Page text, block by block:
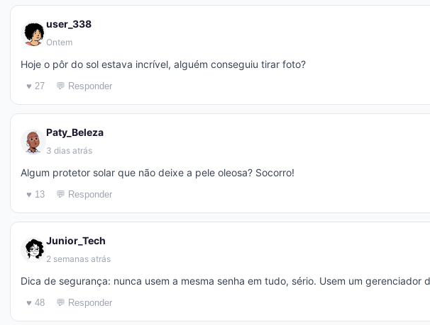
user_338
Ontem
Hoje o pôr do sol estava incrível, alguém conseguiu tirar foto?
♥ 27 💬 Responder
Paty_Beleza
3 dias atrás
Algum protetor solar que não deixe a pele oleosa? Socorro!
♥ 13 💬 Responder
Junior_Tech
2 semanas atrás
Dica de segurança: nunca usem a mesma senha em tudo, sério. Usem um gerenciador
♥ 48 💬 Responder